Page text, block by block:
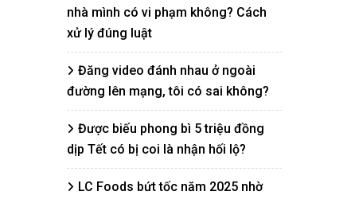
nhà mình có vi phạm không? Cách
xử lý đúng luật
Đăng video đánh nhau ở ngoài
đường lên mạng, tôi có sai không?
Được biếu phong bì 5 triệu đồng
dịp Tết có bị coi là nhận hối lộ?
LC Foods bứt tốc năm 2025 nhờ